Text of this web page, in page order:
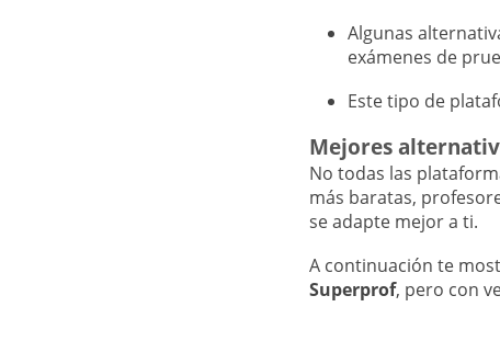
Algunas
exámenes de
Este tipo de
Mejores
No todas las
más baratas,
se adapte mejor a ti.
A continuación te
Superprof, pero con